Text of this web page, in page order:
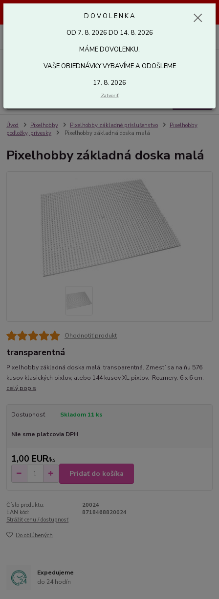
odošleme 17. 8. 2026. Ďakujeme.
Úvod Pixelhobby Pixelhobby základné príslušenstvo
Pixelhobby
podložky, prívesky
Pixelhobby základná doska malá
Pixelhobby základná doska malá
Ohodnotiť produkt
transparentná
Pixelhobby základná doska malá, transparentná. Zmestí sa na ňu 576
kusov klasických pixlov, alebo 144 kusov XL pixlov. Rozmery: 6 x 6 cm.
celý popis
Dostupnosť Skladom 11 ks
Nie sme platcovia DPH
1,00 EUR/ks
Pridať do košíka
Číslo produktu:
20024
EAN kód:
8718468820024
Strážiť cenu / dostupnosť
Do obľúbených
Expedujeme
do 24 hodín
D O V O L E N K A
OD 7. 8. 2026 DO 14. 8. 2026
MÁME DOVOLENKU.
VAŠE OBJEDNÁVKY VYBAVÍME A ODOŠLEME
17. 8. 2026
Zatvoriť